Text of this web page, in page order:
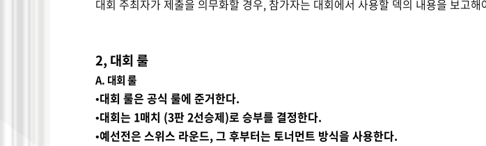
대회 주최자가 제출을 의무화할 경우, 참가자는 대회에서 사용할 덱의 내용을 보고해
2, 대회 룰
A. 대회 룰
•대회 룰은 공식 룰에 준거한다.
•대회는 1매치 (3판2선승제)로 승부를 결정한다.
•예선전은 스위스 라운드,그 후부터는 토너먼트 방식을 사용한다.